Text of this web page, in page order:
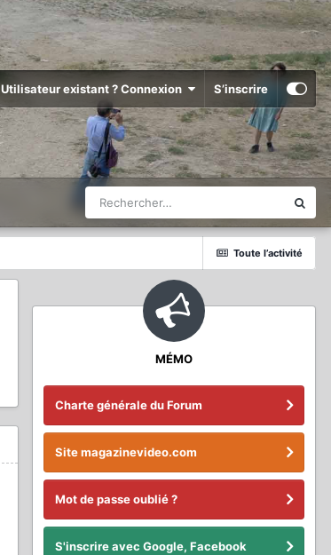
Utilisateur existant ? Connexion S’inscrire
Toute l’activité
MÉMO
Charte générale du Forum
Site magazinevideo.com
Mot de passe oublié ?
S'inscrire avec Google, Facebook